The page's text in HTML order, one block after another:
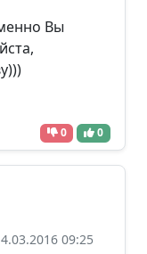
Вы
0 0
09:25